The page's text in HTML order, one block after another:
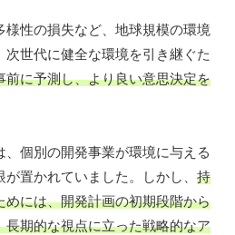
性の損失など、地球規模の環境
世代に健全な環境を引き継ぐた
前に予測し、より良い意思決定を
個別の開発事業が環境に与える
置かれていました。しかし、 持
めには、開発計画の初期段階から
長期的な視点に立った戦略的なア